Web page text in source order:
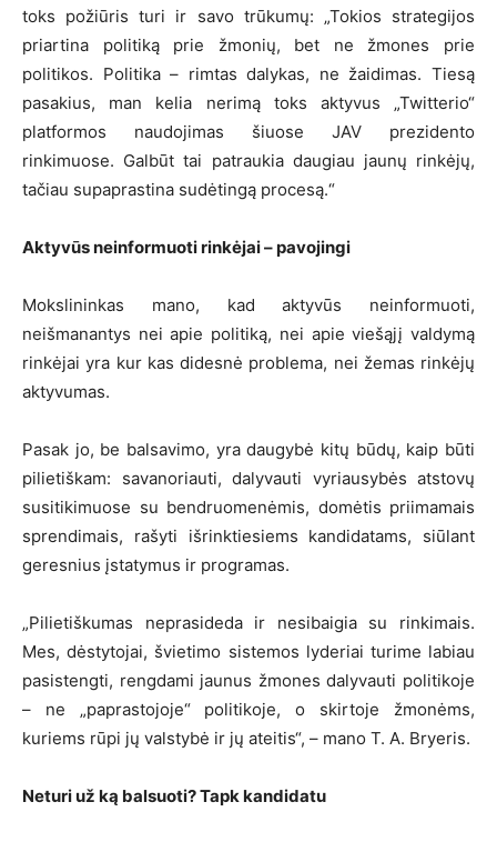
toks požiūris turi ir savo trūkumų: „Tokios strategijos
priartina politiką prie žmonių, bet ne žmones prie
politikos. Politika – rimtas dalykas, ne žaidimas. Tiesą
pasakius, man kelia nerimą toks aktyvus „Twitterio“
platformos naudojimas šiuose JAV prezidento
rinkimuose. Galbūt tai patraukia daugiau jaunų rinkėjų,
tačiau supaprastina sudėtingą procesą.“
Aktyvūs neinformuoti rinkėjai – pavojingi
Mokslininkas mano, kad aktyvūs neinformuoti,
neišmanantys nei apie politiką, nei apie viešąjį valdymą
rinkėjai yra kur kas didesnė problema, nei žemas rinkėjų
aktyvumas.
Pasak jo, be balsavimo, yra daugybė kitų būdų, kaip būti
pilietiškam: savanoriauti, dalyvauti vyriausybės atstovų
susitikimuose su bendruomenėmis, domėtis priimamais
sprendimais, rašyti išrinktiesiems kandidatams, siūlant
geresnius įstatymus ir programas.
„Pilietiškumas neprasideda ir nesibaigia su rinkimais.
Mes, dėstytojai, švietimo sistemos lyderiai turime labiau
pasistengti, rengdami jaunus žmones dalyvauti politikoje
– ne „paprastojoje“ politikoje, o skirtoje žmonėms,
kuriems rūpi jų valstybė ir jų ateitis“, – mano T. A. Bryeris.
Neturi už ką balsuoti? Tapk kandidatu